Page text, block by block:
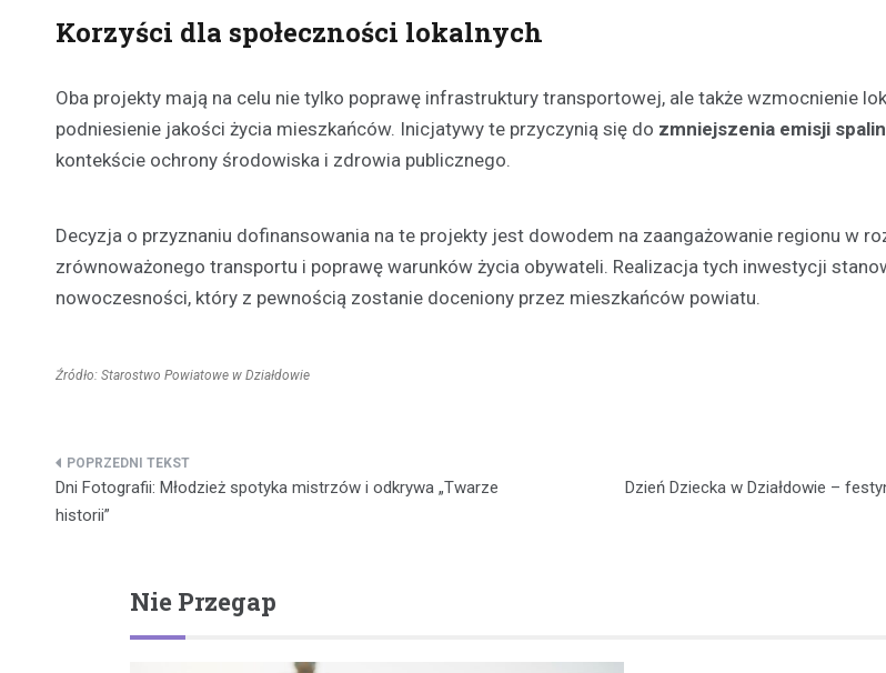
Korzyści dla społeczności lokalnych
Oba projekty mają na celu nie tylko poprawę infrastruktury transportowej, ale także wzmocnienie
podniesienie jakości życia mieszkańców. Inicjatywy te przyczynią się do zmniejszenia emisji spalin
kontekście ochrony środowiska i zdrowia publicznego.
Decyzja o przyznaniu dofinansowania na te projekty jest dowodem na zaangażowanie regionu w
zrównoważonego transportu i poprawę warunków życia obywateli. Realizacja tych inwestycji
nowoczesności, który z pewnością zostanie doceniony przez mieszkańców powiatu.
Źródło: Starostwo Powiatowe w Działdowie
Nawigacja
wpisu
Dni Fotografii: Młodzież spotyka mistrzów i odkrywa „Twarze
historii”
Dzień Dziecka w Działdowie –
Nie Przegap